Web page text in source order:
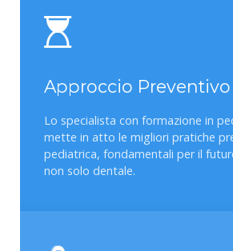
Approccio Preventivo
Lo specialista con formazione in
mette in atto le migliori pratiche
pediatrica, fondamentali per il
non solo dentale.